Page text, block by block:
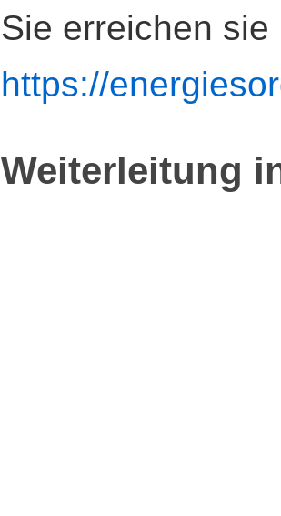
Sie erreichen sie
https://
Weiterleitung